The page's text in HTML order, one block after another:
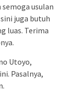
usulan
juga butuh
luas. Terima
Utoyo,
Pasalnya,